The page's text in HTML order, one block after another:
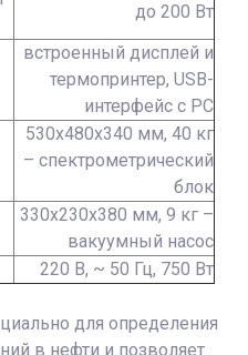
до 200 Вт
встроенный дисплей и
термопринтер, USB-
интерфейс с PC
530х480х340 мм, 40 кг
– спектрометрический
блок
330х230х380 мм, 9 кг –
вакуумный насос
220 В, ~ 50 Гц, 750 Вт
для определения
в нефти и позволяет